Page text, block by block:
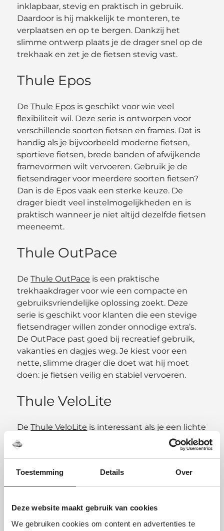
Toestemming Details Over
Deze website maakt gebruik van cookies
We gebruiken cookies om content en advertenties te
inklapbaar, stevig en praktisch in gebruik.
Daardoor is hij makkelijk te monteren, te
verplaatsen en op te bergen. Dankzij het
slimme ontwerp plaats je de drager snel op de
trekhaak en zet je de fietsen stevig vast.
Thule Epos
DeThule Epos is geschikt voor wie veel
flexibiliteit wil. Deze serie is ontworpen voor
verschillende soorten fietsen en frames. Dat is
handig als je bijvoorbeeld moderne fietsen,
sportieve fietsen, brede banden of afwijkende
framevormen wilt vervoeren. Gebruik je de
fietsendrager voor meerdere soorten fietsen?
Dan is de Epos vaak een sterke keuze. De
drager biedt veel instelmogelijkheden en is
praktisch wanneer je niet altijd dezelfde fietsen
meeneemt.
Thule OutPace
DeThule OutPace is een praktische
trekhaakdrager voor wie een compacte en
gebruiksvriendelijke oplossing zoekt. Deze
serie is geschikt voor klanten die een stevige
fietsendrager willen zonder onnodige extra’s.
De OutPace past goed bij recreatief gebruik,
vakanties en dagjes weg. Je kiest voor een
nette, slimme drager die doet wat hij moet
doen: je fietsen veilig en stabiel vervoeren.
Thule VeloLite
DeThule VeloLite is interessant als je een lichte
en makkelijk hanteerbare fietsendrager zoekt.
Dat is vooral prettig wanneer je de drager vaak
serie past goed bij gebruikers die gemak
belangrijk vinden. Minder gewicht betekent
Handig als je de fietsendrager regelmatig
gebruikt of weinig ruimte hebt om hem op te